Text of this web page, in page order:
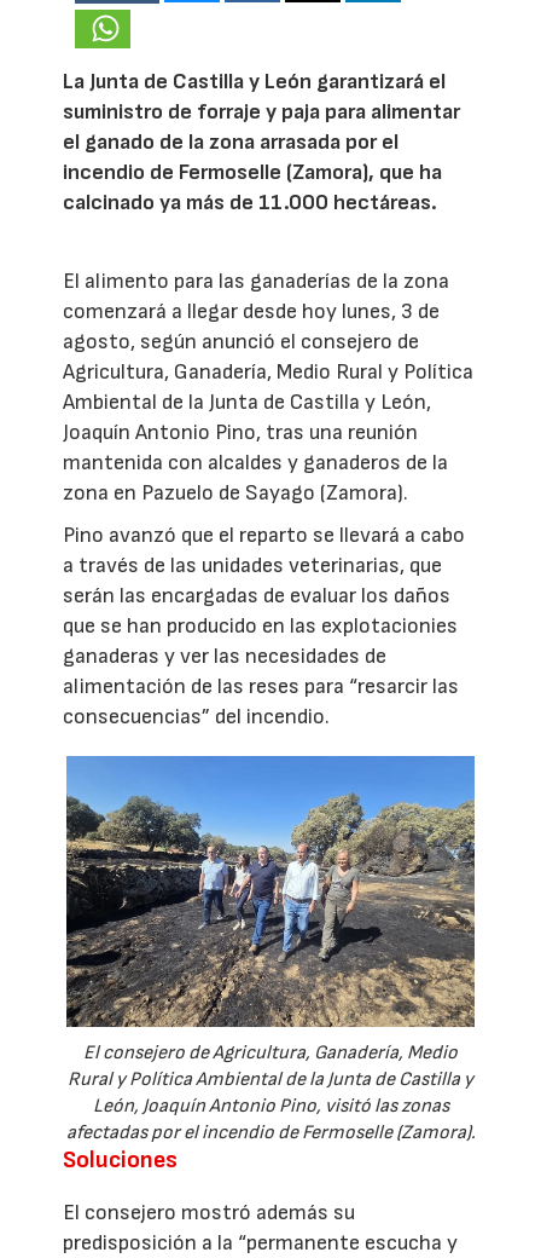
La Junta de Castilla y León garantizará el
suministro de forraje y paja para alimentar
el ganado de la zona arrasada por el
incendio de Fermoselle (Zamora), que ha
calcinado ya más de 11.000 hectáreas.
El alimento para las ganaderías de la zona
comenzará a llegar desde hoy lunes, 3 de
agosto, según anunció el consejero de
Agricultura, Ganadería, Medio Rural y Política
Ambiental de la Junta de Castilla y León,
Joaquín Antonio Pino, tras una reunión
mantenida con alcaldes y ganaderos de la
zona en Pazuelo de Sayago (Zamora).
Pino avanzó que el reparto se llevará a cabo
a través de las unidades veterinarias, que
serán las encargadas de evaluar los daños
que se han producido en las explotacionies
ganaderas y ver las necesidades de
alimentación de las reses para “resarcir las
consecuencias” del incendio.
El consejero de Agricultura, Ganadería, Medio
Rural y Política Ambiental de la Junta de Castilla y
León, Joaquín Antonio Pino, visitó las zonas
afectadas por el incendio de Fermoselle (Zamora).
Soluciones
El consejero mostró además su
predisposición a la “permanente escucha y